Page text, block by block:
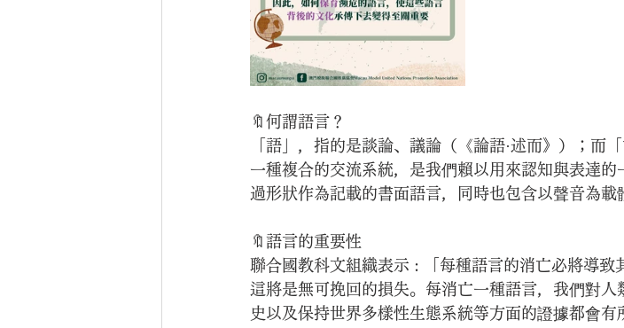
🔖何謂語言？
「語」，指的是談論、議論（《論語·述而》）；而
一種複合的交流系統，是我們賴以用來認知與表達
過形狀作為記載的書面語言，同時也包含以聲音為載
🔖語言的重要性
聯合國教科文組織表示 : 「每種語言的消亡必將導致
這將是無可挽回的損失。每消亡一種語言，我們對
史以及保持世界多樣性生態系統等方面的證據都會